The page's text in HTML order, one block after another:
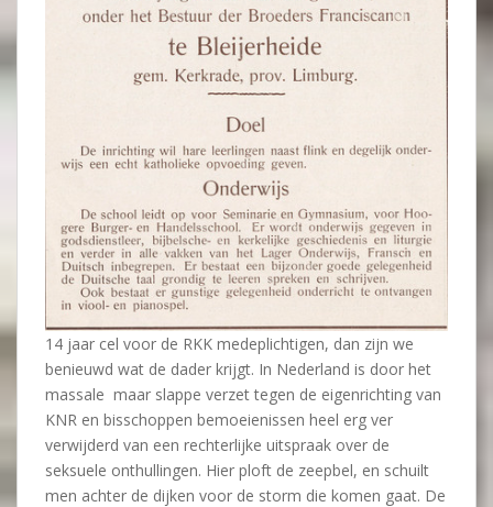
14 jaar cel voor de RKK medeplichtigen, dan zijn we
benieuwd wat de dader krijgt. In Nederland is door het
massale maar slappe verzet tegen de eigenrichting van
KNR en bisschoppen bemoeienissen heel erg ver
verwijderd van een rechterlijke uitspraak over de
seksuele onthullingen. Hier ploft de zeepbel, en schuilt
men achter de dijken voor de storm die komen gaat. De